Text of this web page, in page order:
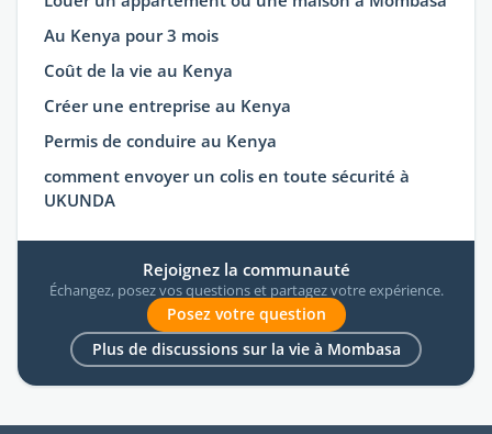
Au Kenya pour 3 mois
Coût de la vie au Kenya
Créer une entreprise au Kenya
Permis de conduire au Kenya
comment envoyer un colis en toute sécurité à
UKUNDA
Rejoignez la communauté
Échangez, posez vos questions et partagez votre expérience.
Posez votre question
Plus de discussions sur la vie à Mombasa